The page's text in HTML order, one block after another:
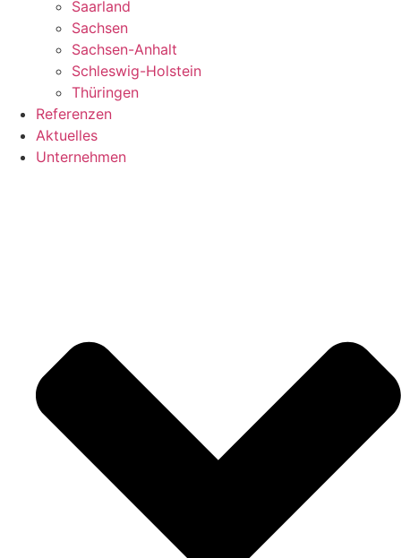
Saarland
Sachsen
Sachsen-Anhalt
Schleswig-Holstein
Thüringen
Referenzen
Aktuelles
Unternehmen